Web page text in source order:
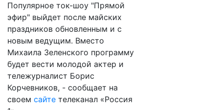
Популярное ток-шоу "Прямой
эфир" выйдет после майских
праздников обновленным и с
новым ведущим. Вместо
Михаила Зеленского программу
будет вести молодой актер и
тележурналист Борис
Корчевников, - сообщает на
своем сайте телеканал «Россия